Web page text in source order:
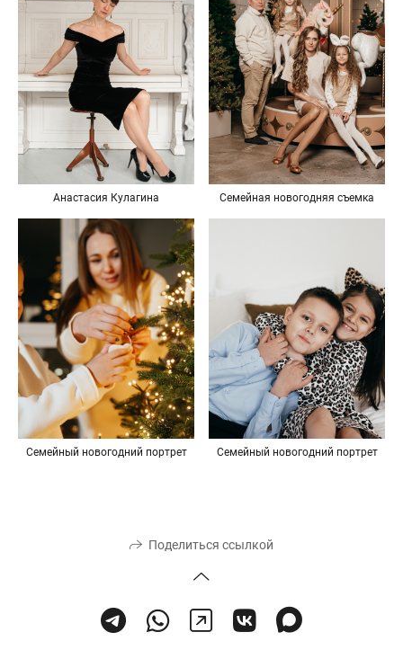
Анастасия Кулагина Семейная новогодняя съемка
Семейный новогодний портрет Семейный новогодний портрет
Поделиться ссылкой